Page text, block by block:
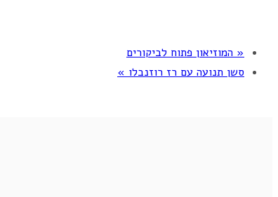
« המוזיאון פתוח לביקורים
סשן תנועה עם רז רוזנבלו »